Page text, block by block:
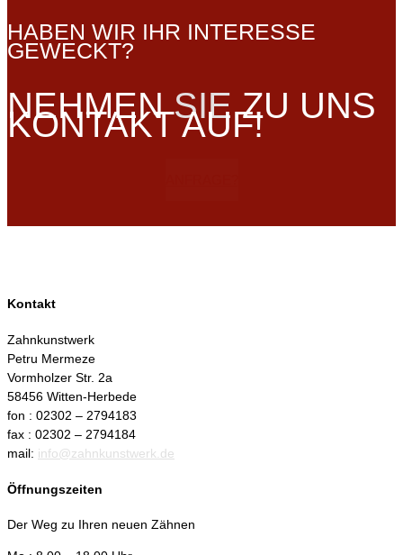
HABEN WIR IHR INTERESSE
GEWECKT?
NEHMENSIEZU UNS
KONTAKT AUF!
Kontakt
Zahnkunstwerk
Petru Mermeze
Vormholzer Str. 2a
58456 Witten-Herbede
fon : 02302 – 2794183
fax : 02302 – 2794184
mail: info@zahnkunstwerk.de
Öffnungszeiten
Der Weg zu Ihren neuen Zähnen